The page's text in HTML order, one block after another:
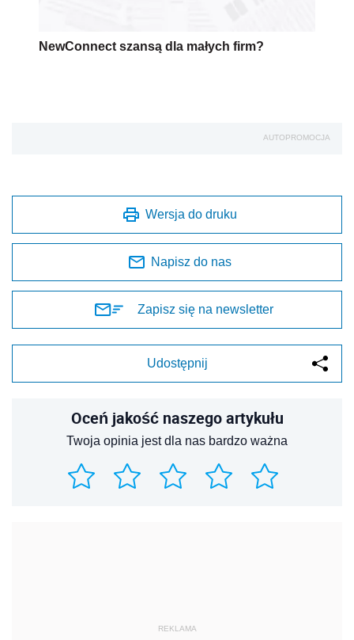
NewConnect szansą dla małych firm?
AUTOPROMOCJA
Wersja do druku
Napisz do nas
Zapisz się na newsletter
Udostępnij
Oceń jakość naszego artykułu
Twoja opinia jest dla nas bardzo ważna
REKLAMA